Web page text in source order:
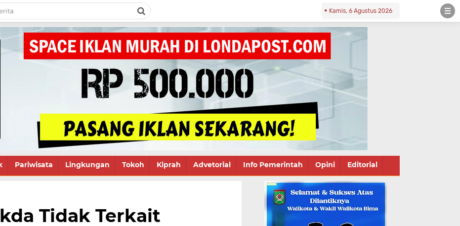
Kamis, 6 Agustus 2026
Pariwisata Lingkungan Tokoh Kiprah Advetorial Info Pemerintah Opini Editorial
Tidak Terkait